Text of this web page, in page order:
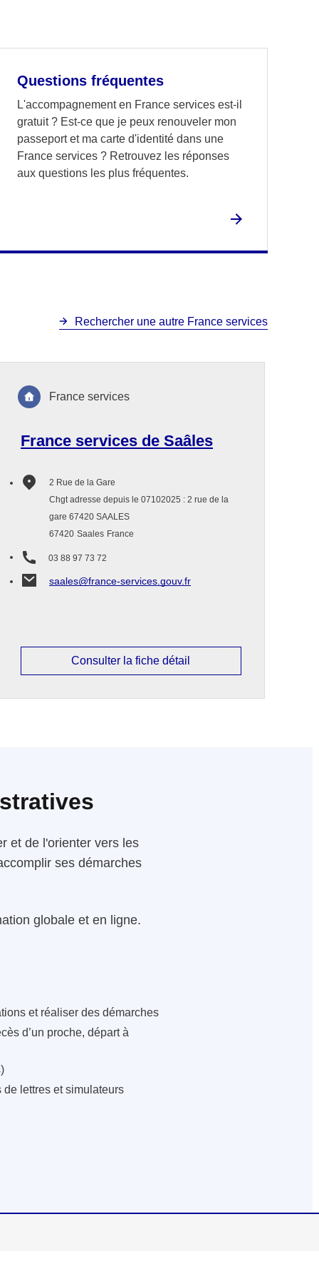
Questions fréquentes
L'accompagnement en France services est-il
gratuit ? Est-ce que je peux renouveler mon
passeport et ma carte d'identité dans une
France services ? Retrouvez les réponses
aux questions les plus fréquentes.
Rechercher une autre France services
France services de Saâles
2 Rue de la Gare
Chgt adresse depuis le 07102025 : 2 rue de la
gare 67420 SAALES
67420 Saales France
03 88 97 73 72
saales@france-services.gouv.fr
France services
Consulter la fiche détail
et de l'orienter vers les
ses démarches
globale et en ligne.
et réaliser des démarches
d’un proche, départ à
lettres et simulateurs